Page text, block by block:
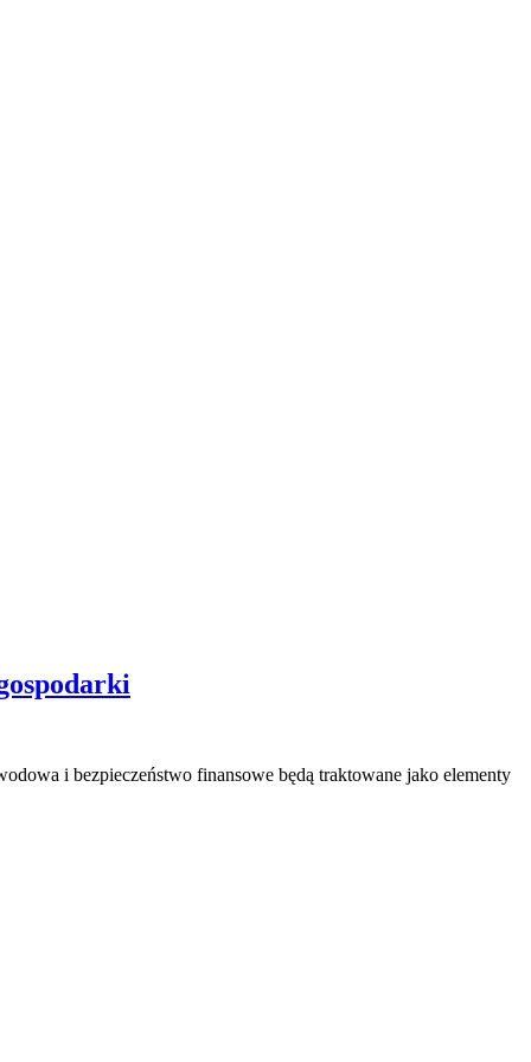
i bezpieczeństwo finansowe będą traktowane jako elementy